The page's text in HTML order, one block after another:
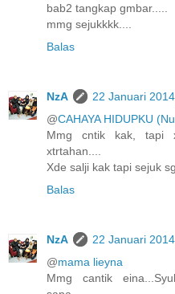
bab2 tangkap gmbar.....
mmg sejukkkk....
Balas
NzA
22 Januari
@CAHAYA HIDUPKU
Mmg cntik kak, tapi
xtrtahan....
Xde salji kak tapi sejuk
Balas
NzA
22 Januari
@mama lieyna
Mmg cantik